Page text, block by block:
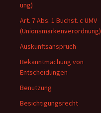
ung)
Art. 7 Abs. 1 Buchst. c UMV
(Unionsmarkenverordnung)
Auskunftsanspruch
Bekanntmachung von
Entscheidungen
Benutzung
Besichtigungsrecht